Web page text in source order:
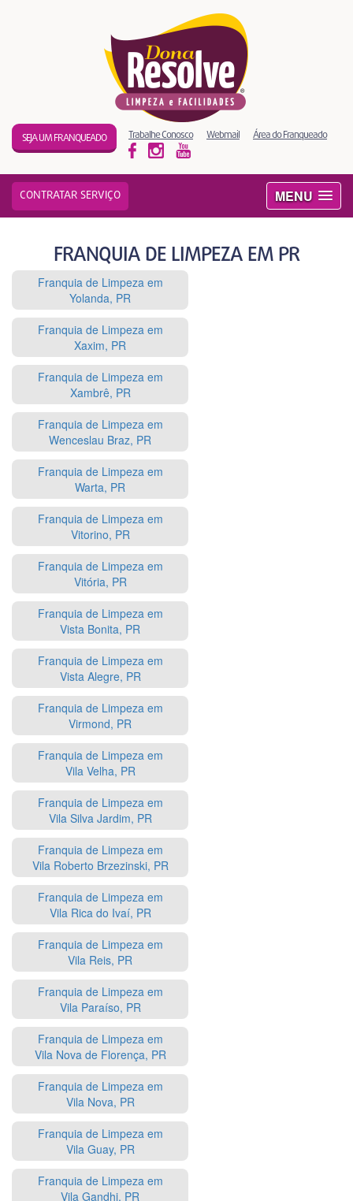
MENU
SEJA UM FRANQUEADO Trabalhe Conosco Webmail Área do Franqueado
CONTRATAR SERVIÇO
FRANQUIA DE LIMPEZA EM PR
Franquia de Limpeza em
Yolanda, PR
Franquia de Limpeza em
Xaxim, PR
Franquia de Limpeza em
Xambrê, PR
Franquia de Limpeza em
Wenceslau Braz, PR
Franquia de Limpeza em
Warta, PR
Franquia de Limpeza em
Vitorino, PR
Franquia de Limpeza em
Vitória, PR
Franquia de Limpeza em
Vista Bonita, PR
Franquia de Limpeza em
Vista Alegre, PR
Franquia de Limpeza em
Virmond, PR
Franquia de Limpeza em
Vila Velha, PR
Franquia de Limpeza em
Vila Silva Jardim, PR
Franquia de Limpeza em
Vila Roberto Brzezinski, PR
Franquia de Limpeza em
Vila Rica do Ivaí, PR
Franquia de Limpeza em
Vila Reis, PR
Franquia de Limpeza em
Vila Paraíso, PR
Franquia de Limpeza em
Vila Nova de Florença, PR
Franquia de Limpeza em
Vila Nova, PR
Franquia de Limpeza em
Vila Guay, PR
Franquia de Limpeza em
Vila Gandhi, PR